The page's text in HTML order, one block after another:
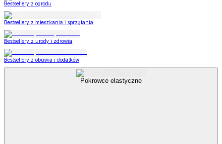
Bestsellery z ogrodu
Bestsellery z mieszkania i sprzątania
Bestsellery z urody i zdrowia
Bestsellery z obuwia i dodatków
Pokrowce elastyczne